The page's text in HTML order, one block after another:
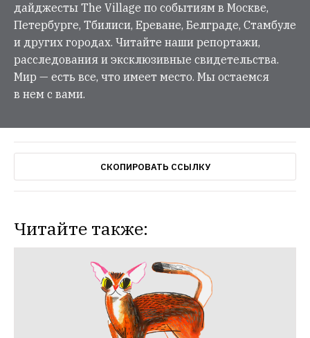
дайджесты The Village по событиям в Москве,
Петербурге, Тбилиси, Ереване, Белграде, Стамбуле
и других городах. Читайте наши репортажи,
расследования и эксклюзивные свидетельства.
Мир — есть все, что имеет место. Мы остаемся
в нем с вами.
СКОПИРОВАТЬ ССЫЛКУ
Читайте также: